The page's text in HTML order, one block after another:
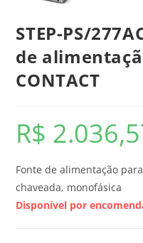
STEP-PS/
de
CONTACT
R$
Fonte de alimentação
chaveada, monofásica
Disponível por